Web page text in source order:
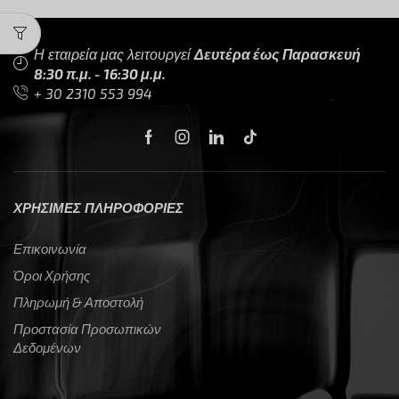
Η εταιρεία μας λειτουργείΔευτέρα έως Παρασκευή
8:30 π.μ. - 16:30 μ.μ.
+ 30 2310 553 994
ΧΡΗΣΙΜΕΣ ΠΛΗΡΟΦΟΡΙΕΣ
Επικοινωνία
Όροι Χρήσης
Πληρωμή & Αποστολή
Προστασία Προσωπικών
Δεδομένων